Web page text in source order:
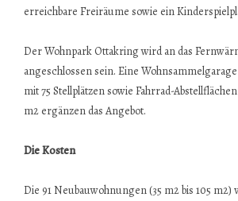
erreichbare Freiräume sowie ein
Der Wohnpark Ottakring wird an das
angeschlossen sein. Eine
mit 75 Stellplätzen sowie Fahrrad-
m2 ergänzen das Angebot.
Die Kosten
Die 91 Neubauwohnungen (35 m2 bis 105